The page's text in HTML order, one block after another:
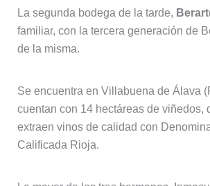
La segunda bodega de la tarde,
familiar, con la tercera generación de
de la misma.
Se encuentra en Villabuena de Álava
cuentan con 14 hectáreas de viñedos,
extraen vinos de calidad con
Calificada Rioja.